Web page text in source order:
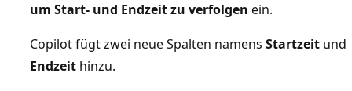
um Start‑ und Endzeit zu verfolgen ein.
Copilot fügt zwei neue Spalten namens Startzeit und
Endzeit hinzu.